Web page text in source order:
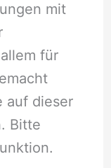
mit
für
auf dieser
Bitte